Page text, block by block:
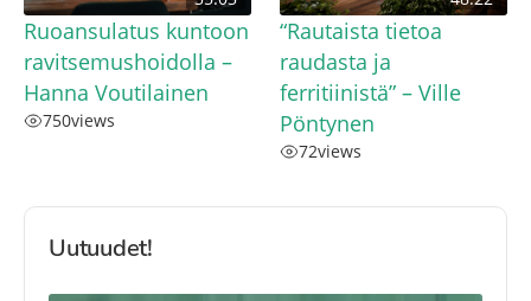
Ruoansulatus kuntoon
ravitsemushoidolla –
Hanna Voutilainen
750views
“Rautaista tietoa
raudasta ja
ferritiinistä” – Ville
Pöntynen
72views
Uutuudet!